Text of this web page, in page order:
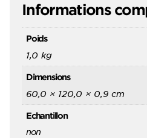
Informations
Poids
1,0 kg
Dimensions
60,0 × 120,0 × 0,9 cm
Echantillon
non